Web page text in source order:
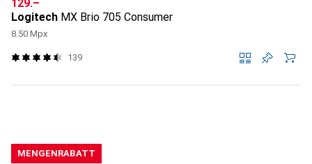
CHF
129.–
Logitech MX Brio 705 Consumer
8.50 Mpx
139
MENGENRABATT